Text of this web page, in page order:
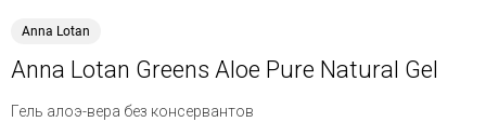
Anna Lotan
Anna Lotan Greens Aloe Pure Natural Gel
Гель алоэ-вера без консервантов